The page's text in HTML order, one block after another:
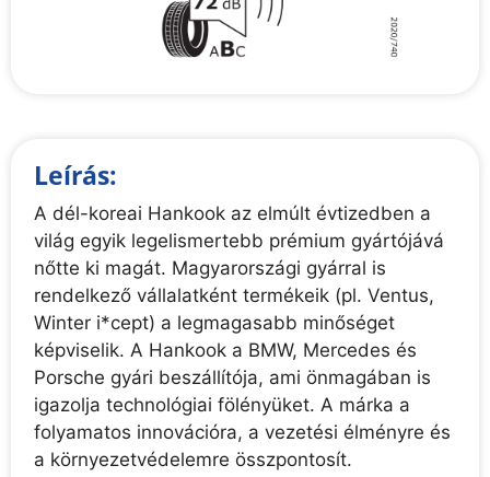
Leírás:
A dél-koreai Hankook az elmúlt évtizedben a
világ egyik legelismertebb prémium gyártójává
nőtte ki magát. Magyarországi gyárral is
rendelkező vállalatként termékeik (pl. Ventus,
Winter i*cept) a legmagasabb minőséget
képviselik. A Hankook a BMW, Mercedes és
Porsche gyári beszállítója, ami önmagában is
igazolja technológiai fölényüket. A márka a
folyamatos innovációra, a vezetési élményre és
a környezetvédelemre összpontosít.